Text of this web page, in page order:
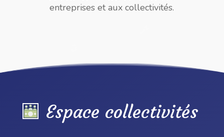
entreprises et aux collectivités.
Espace collectivités